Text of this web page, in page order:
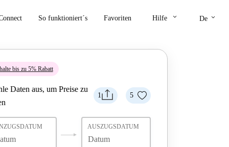
So funktioniert´s Favoriten Hilfe keyboard_arrow_down De keyboard_arrow_down
bis zu 5% Rabatt
1 5
Daten aus, um Preise zu
AUSZUGSDATUM